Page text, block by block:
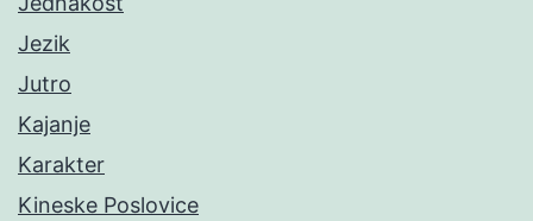
Jezik
Jutro
Kajanje
Karakter
Kineske Poslovice